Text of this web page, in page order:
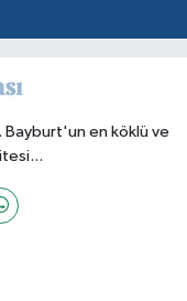
Bayburt'un en köklü ve